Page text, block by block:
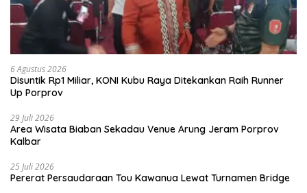
6 Agustus 2026
Disuntik Rp1 Miliar, KONI Kubu Raya Ditekankan Raih Runner
Up Porprov
29 Juli 2026
Area Wisata Biaban Sekadau Venue Arung Jeram Porprov
Kalbar
25 Juli 2026
Pererat Persaudaraan Tou Kawanua Lewat Turnamen Bridge